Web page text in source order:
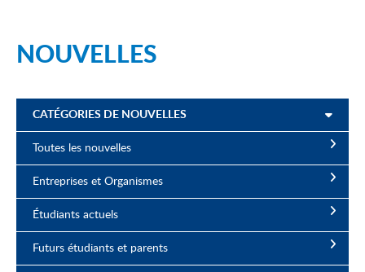
NOUVELLES
CATÉGORIES DE NOUVELLES
Toutes les nouvelles
Entreprises et Organismes
Étudiants actuels
Futurs étudiants et parents